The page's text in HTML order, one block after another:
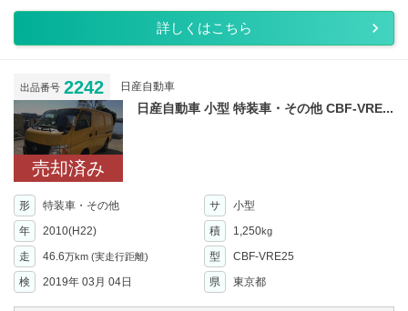
詳しくはこちら
出品番号 2242 日産自動車
売却済み
日産自動車 小型 特装車・その他 CBF-VRE...
形 特装車・その他 サ
小型
年
2010(H22) 積 1,250kg
走 46.6万km (実走行距離) 型
CBF-VRE25
検
2019年 03月 04日 県 東京都